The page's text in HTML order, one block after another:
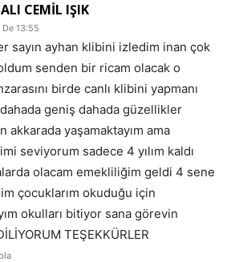
CEMİL IŞIK
13:55
sayın ayhan klibini izledim inan çok
senden bir ricam olacak o
birde canlı klibini yapmanı
geniş dahada güzellikler
akkarada yaşamaktayım ama
seviyorum sadece 4 yılım kaldı
olacam emekliliğim geldi 4 sene
çocuklarım okuduğu için
okulları bitiyor sana görevin
TEŞEKKÜRLER